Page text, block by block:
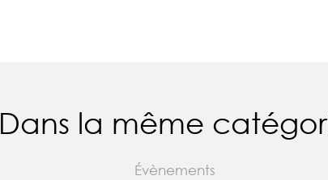
Dans la même
Évènements